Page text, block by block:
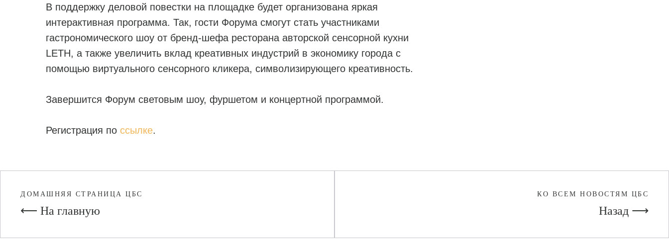
В поддержку деловой повестки на площадке будет организована яркая
интерактивная программа. Так, гости Форума смогут стать участниками
гастрономического шоу от бренд-шефа ресторана авторской сенсорной кухни
LETH, а также увеличить вклад креативных индустрий в экономику города с
помощью виртуального сенсорного кликера, символизирующего креативность.
Завершится Форум световым шоу, фуршетом и концертной программой.
Регистрация по ссылке.
ДОМАШНЯЯ СТРАНИЦА ЦБС
⟵ На главную
КО ВСЕМ НОВОСТЯМ ЦБС
Назад ⟶